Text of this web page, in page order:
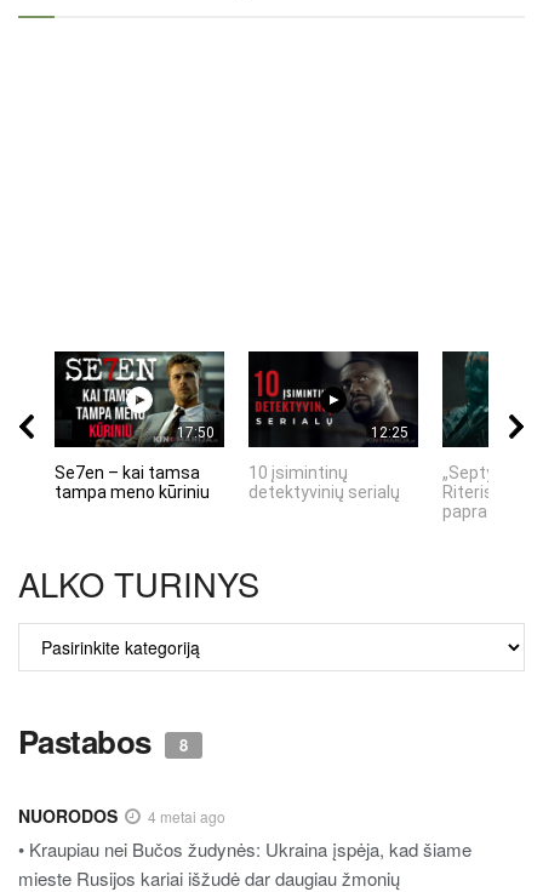
17:50
Se7en – kai tamsa
tampa meno kūriniu
12:25
10 įsimintinų
detektyvinių serialų
„Septynių
Riteris" – kai
ALKO TURINYS
TURINYS
Pastabos 8
NUORODOS 4 metai ago
• Kraupiau nei Bučos žudynės: Ukraina įspėja, kad šiame
mieste Rusijos kariai išžudė dar daugiau žmonių